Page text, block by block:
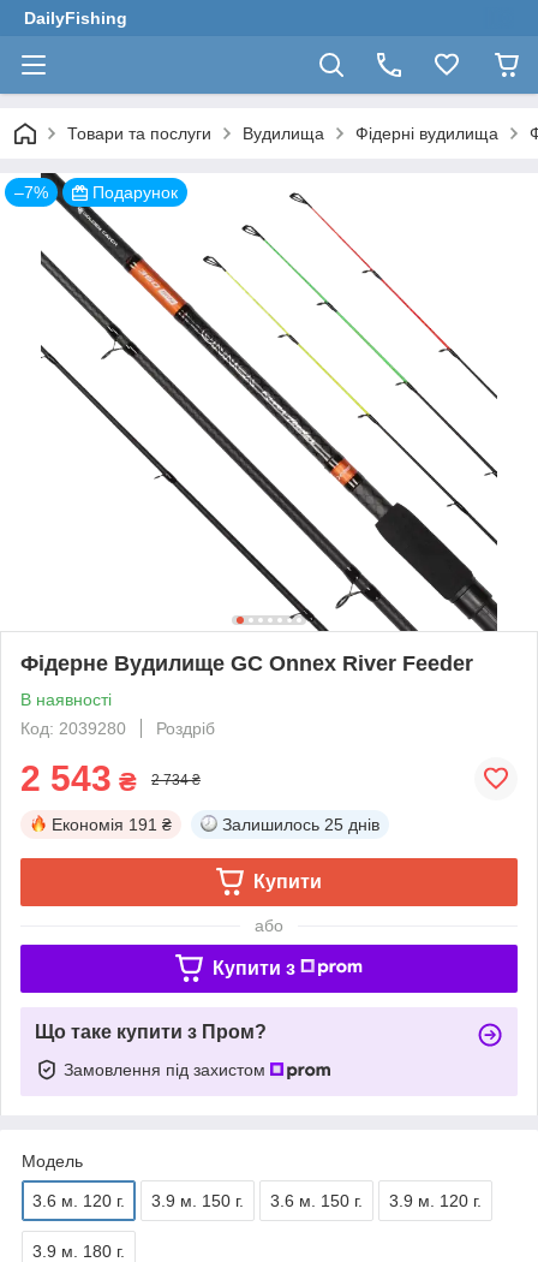
DailyFishing
Товари та послуги Вудилища Фідерні вудилища
–7% Подарунок
Фідерне Вудилище GC Onnex River Feeder
В наявності
Код: 2039280
Роздріб
2 543 ₴ 2 734 ₴
Економія 191 ₴ Залишилось 25 днів
Купити
або
Купити з
Що таке купити з Пром?
Замовлення під захистом
Мoдель
3.6 м. 120 г. 3.9 м. 150 г. 3.6 м. 150 г. 3.9 м. 120 г.
3.9 м. 180 г.